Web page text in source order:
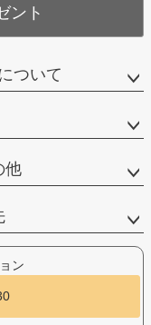
ント
ついて
他
ン